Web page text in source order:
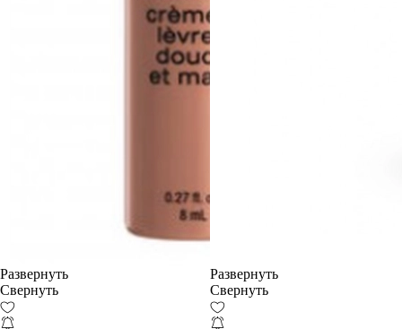
Развернуть
Свернуть
Развернуть
Свернуть